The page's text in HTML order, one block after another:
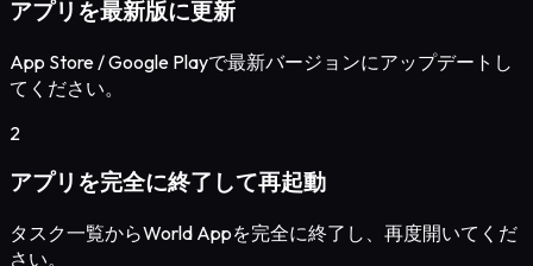
アプリを最新版に更新
App Store / Google Playで最新バージョンにアップデートし
てください。
2
アプリを完全に終了して再起動
タスク一覧からWorld Appを完全に終了し、再度開いてくだ
さい。